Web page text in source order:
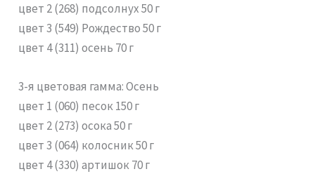
цвет 2 (268) подсолнух 50 г
цвет 3 (549) Рождество 50 г
цвет 4 (311) осень 70 г
3-я цветовая гамма: Осень
цвет 1 (060) песок 150 г
цвет 2 (273) осока 50 г
цвет 3 (064) колосник 50 г
цвет 4 (330) артишок 70 г